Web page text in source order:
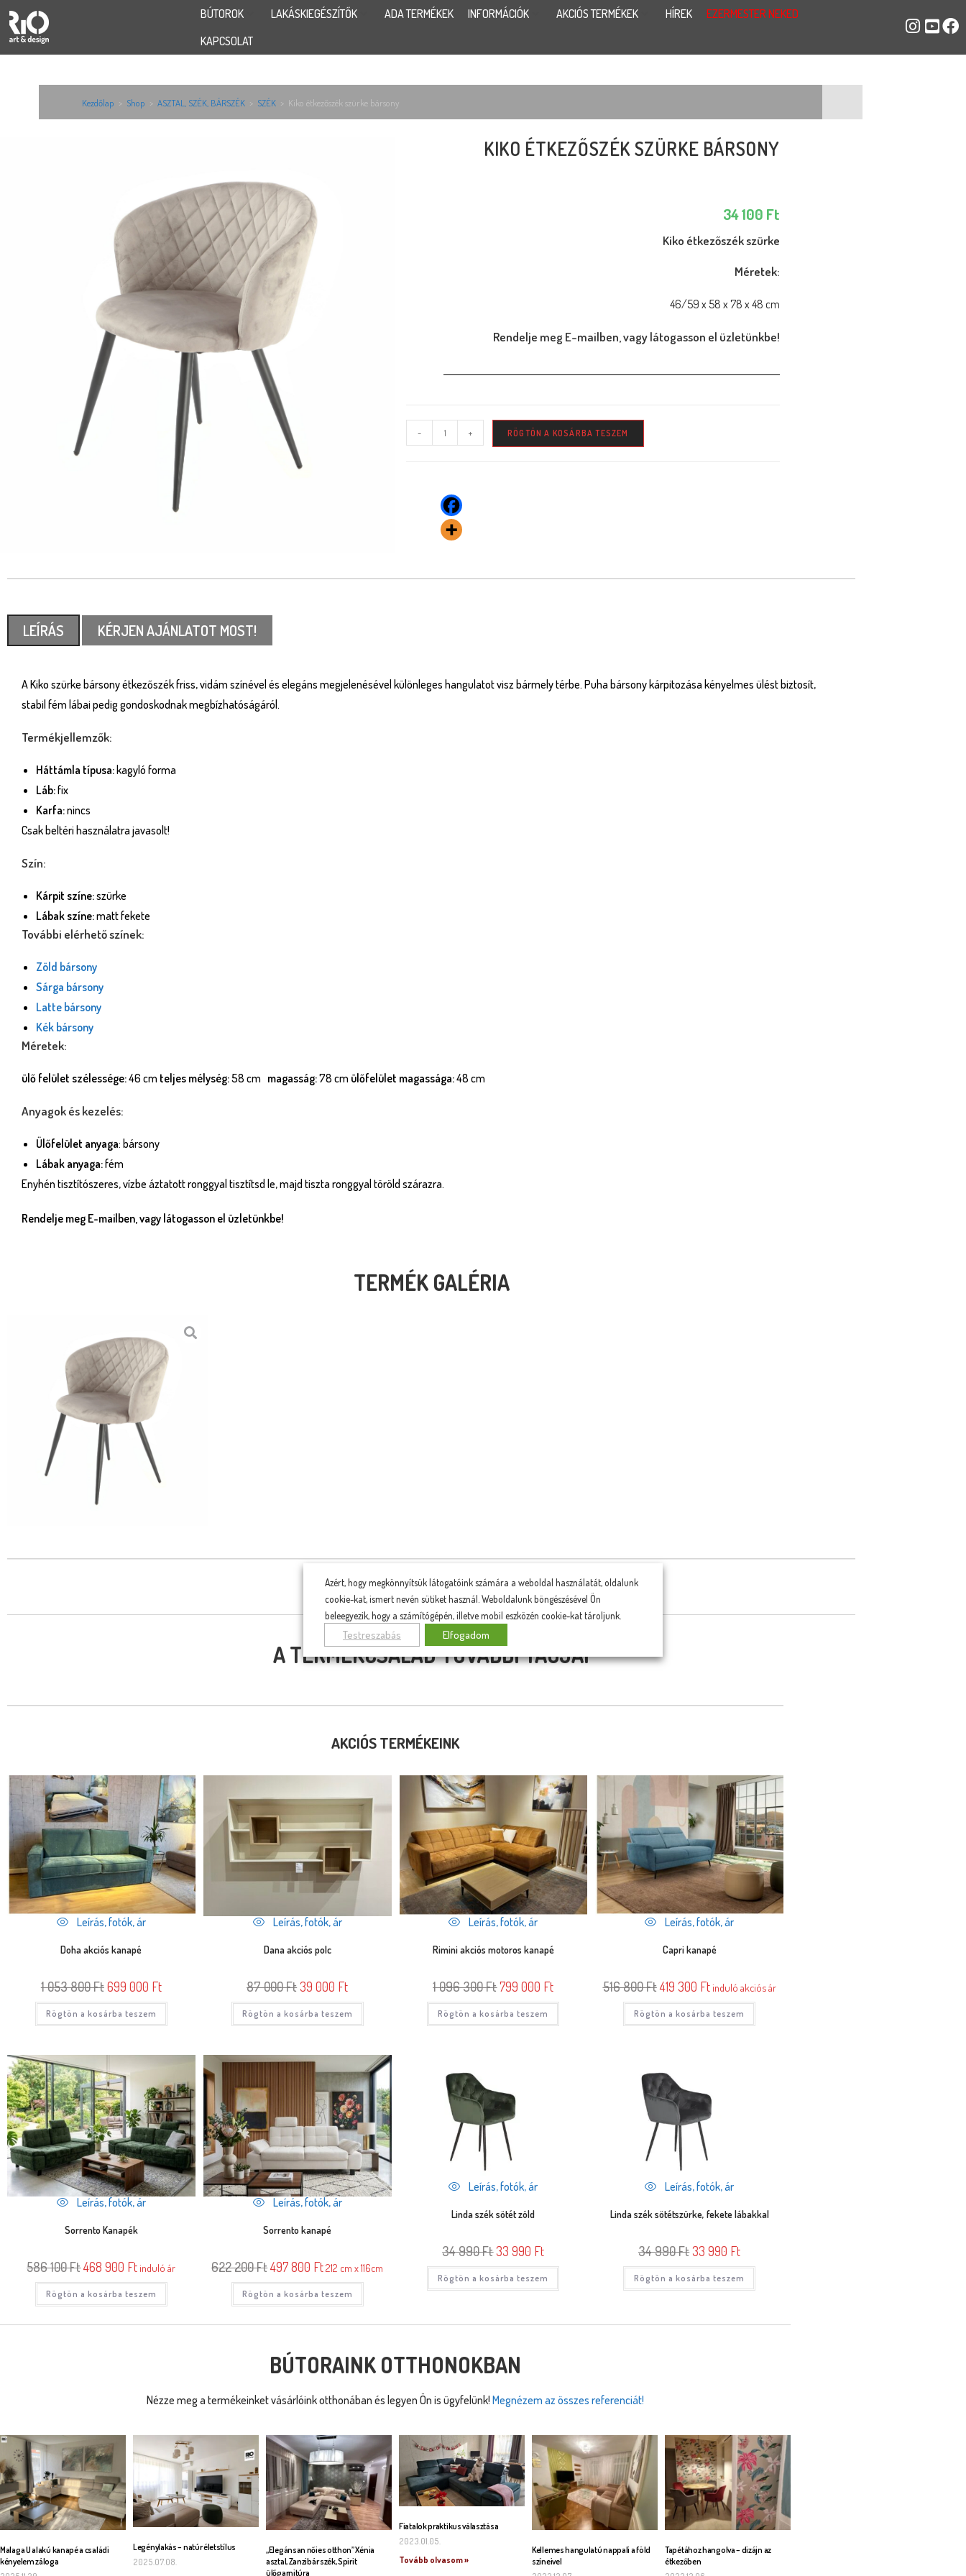
BÚTOROK LAKÁSKIEGÉSZÍTŐK ADA TERMÉKEK INFORMÁCIÓK AKCIÓS TERMÉKEK HÍREK
EZERMESTER NEKED
KAPCSOLAT
Kezdőlap > Shop > ASZTAL, SZÉK, BÁRSZÉK > SZÉK > Kiko étkezőszék szürke bársony
KIKO ÉTKEZŐSZÉK SZÜRKE BÁRSONY
34 100 Ft
Kiko étkezőszék szürke
Méretek:
46/59 x 58 x 78 x 48 cm
Rendelje meg E-mailben, vagy látogasson el üzletünkbe!
- + RÖGTÖN A KOSÁRBA TESZEM
LEÍRÁS KÉRJEN AJÁNLATOT MOST!
A Kiko szürke bársony étkezőszék friss, vidám színével és elegáns megjelenésével különleges hangulatot visz bármely térbe. Puha bársony kárpitozása kényelmes ülést biztosít,
stabil fém lábai pedig gondoskodnak megbízhatóságáról.
Termékjellemzők:
Háttámla típusa:kagyló forma
Láb:fix
Karfa:nincs
Csak beltéri használatra javasolt!
Szín:
Kárpit színe:szürke
Lábak színe:matt fekete
További elérhető színek:
Zöld bársony
Sárga bársony
Latte bársony
Kék bársony
Méretek:
ülő felület szélessége:46 cm teljes mélység:58 cm magasság:78 cm ülőfelület magassága:48 cm
Anyagok és kezelés:
Ülőfelület anyaga: bársony
Lábak anyaga:fém
Enyhén tisztítószeres, vízbe áztatott ronggyal tisztítsd le, majd tiszta ronggyal töröld szárazra.
Rendelje meg E-mailben, vagy látogasson el üzletünkbe!
TERMÉK GALÉRIA
KAPCSOLÓDÓ TERMÉKEK
A TERMÉKCSALÁD TOVÁBBI TAGJAI
AKCIÓS TERMÉKEINK
Leírás, fotók, ár
Doha akciós kanapé
1 053 800Ft699 000 Ft
Rögtön a kosárba teszem
Leírás, fotók, ár
Dana akciós polc
87 000Ft 39 000 Ft
Rögtön a kosárba teszem
Leírás, fotók, ár
Rimini akciós motoros kanapé
1 096 300Ft799 000 Ft
Rögtön a kosárba teszem
Leírás, fotók, ár
Capri kanapé
516 800Ft419 300 Ftinduló akciós ár
Rögtön a kosárba teszem
Leírás, fotók, ár
Sorrento Kanapék
586 100Ft468 900 Ftinduló ár
Rögtön a kosárba teszem
Leírás, fotók, ár
Sorrento kanapé
622 200Ft497 800 Ft212 cm x 116cm
Rögtön a kosárba teszem
Leírás, fotók, ár
Linda szék sötét zöld
34 990Ft 33 990 Ft
Rögtön a kosárba teszem
Leírás, fotók, ár
Linda szék sötétszürke, fekete lábakkal
34 990Ft 33 990 Ft
Rögtön a kosárba teszem
BÚTORAINK OTTHONOKBAN
Nézze meg a termékeinket vásárlóink otthonában és legyen Ön is ügyfelünk! Megnézem az összes referenciát!
Malaga U alakú kanapé a családi
kényelem záloga
Legénylakás – natúr életstílus
2025.07.08.
„Elegánsan nőies otthon” Xénia
asztal, Zanzibár szék, Spirit
ülőgarnitúra
Fiatalok praktikus választása
2023.01.05.
Tovább olvasom »
Kellemes hangulatú nappali a föld
színeivel
Tapétához hangolva – dizájn az
étkezőben
Azért, hogy megkönnyítsük látogatóink számára a weboldal használatát, oldalunk
cookie-kat, ismert nevén sütiket használ. Weboldalunk böngészésével Ön
beleegyezik, hogy a számítógépén, illetve mobil eszközén cookie-kat tároljunk.
Testreszabás Elfogadom